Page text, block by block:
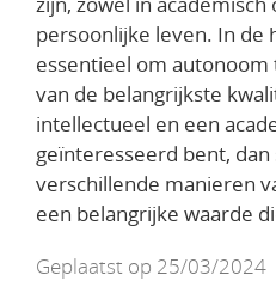
persoonlijke leven. In de
essentieel om autonoom
van de belangrijkste
intellectueel en een
geïnteresseerd bent,
verschillende manieren
een belangrijke waarde
Geplaatst op 25/03/2024